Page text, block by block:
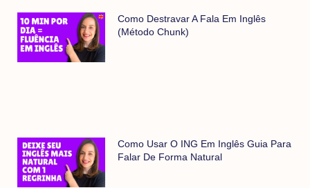
Como Destravar A Fala Em Inglês
(método Chunk)
Como Usar O ING Em Inglês Guia Para
Falar De Forma Natural